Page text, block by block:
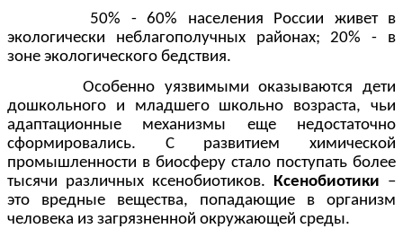
50% - 60% населения России живет в
экологически неблагополучных районах; 20% - в
зоне экологического бедствия.
Особенно уязвимыми оказываются дети
дошкольного и младшего школьно возраста, чьи
адаптационные механизмы еще недостаточно
сформировались. С развитием химической
промышленности в биосферу стало поступать более
тысячи различных ксенобиотиков. Ксенобиотики –
это вредные вещества, попадающие в организм
человека из загрязненной окружающей среды.